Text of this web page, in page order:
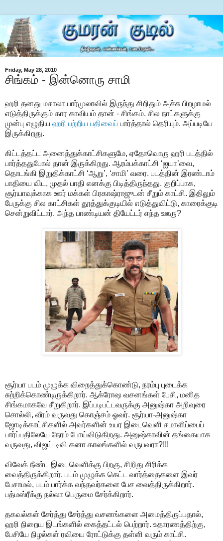
Friday, May 28, 2010
சிங்கம் - இன்னொரு சாமி
ஹரி தனது மசாலா பார்முலாவில் இருந்து சிறிதும் அச்சு பிறழாமல்
எடுத்திருக்கும் கார காவியம் தான் - சிங்கம். சில நாட்களுக்கு
முன்பு எழுதிய ஹரி பற்றிய பதிவைப் பார்த்தால் தெரியும். அப்படியே
இருக்கிறது.
கிட்டத்தட்ட அனைத்துக்காட்சிகளுமே, ஏதோவொரு ஹரி படத்தில்
பார்த்ததுபோல் தான் இருக்கிறது. ஆரம்பக்காட்சி ‘ஐயா’வை,
தொடங்கி இறுதிக்காட்சி ‘ஆறு’, ‘சாமி’ வரை. படத்தின் இரண்டாம்
பாதியை விட, முதல் பாதி எனக்கு பிடித்திருந்தது. குறிப்பாக,
சூர்யாவுக்காக ஊர் மக்கள் பிரகாஷ்ராஜுடன் சீறும் காட்சி. இதிலும்
பேருக்கு சில காட்சிகள் தூத்துக்குடியில் எடுத்துவிட்டு, காரைக்குடி
சென்றுவிட்டார். அந்த பாண்டியன் தியேட்டர் எந்த ஊரு?
சூர்யா படம் முழுக்க விறைத்துக்கொண்டு, நரம்பு புடைக்க
சுற்றிக்கொண்டிருக்கிறார். ஆக்ரோஷ வசனங்கள் பேசி, மனித
சிங்கமாகவே சீறுகிறார். இப்படிபட்டவருக்கு அனுஷ்கா அறிவுரை
சொல்லி, வீரம் வருவது கொஞ்சம் ஓவர். சூர்யா-அனுஷ்கா
ஜோடிக்காட்சிகளில் அவர்களின் உயர இடைவெளி சமாளிப்பைப்
பார்ப்பதிலேயே நேரம் போய்விடுகிறது. அனுஷ்காவின் தங்கையாக
வருவது, விஜய் டிவி கனா காலங்களில் வருபவரா?!!!
விவேக் நீண்ட இடைவெளிக்கு பிறகு, சிறிது சிரிக்க
வைத்திருக்கிறார். படம் முழுக்க கெட்ட வார்த்தைகளை இவர்
பேசாமல், படம் பார்க்க வந்தவர்களை பேச வைத்திருக்கிறார்.
பத்மஸ்ரீக்கு நல்லா பெருமை சேர்க்கிறார்.
தகவல்கள் சேர்த்து சேர்த்து வசனங்களை அமைத்திருப்பதால்,
ஹரி நிறைய இடங்களில் கைத்தட்டல் பெற்றார். உதாரணத்திற்கு,
பேசியே நிழல்கள் ரவியை ரோட்டுக்கு தள்ளி வரும் காட்சி.